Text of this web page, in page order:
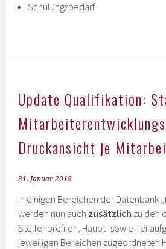
Schulungsbedarf
Update Qualifikation:
Druckansicht je
31. Januar 2018
In einigen Bereichen der Datenbank „
werden nun auch zusätzlich zu den
Stellenprofilen, Haupt- sowie
jeweiligen Bereichen zugeordneten